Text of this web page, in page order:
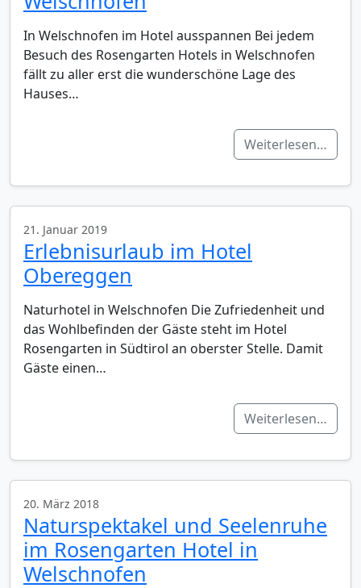
In Welschnofen im Hotel ausspannen Bei jedem
Besuch des Rosengarten Hotels in Welschnofen
fällt zu aller erst die wunderschöne Lage des
Hauses…
Weiterlesen…
21. Januar 2019
Erlebnisurlaub im Hotel
Obereggen
Naturhotel in Welschnofen Die Zufriedenheit und
das Wohlbefinden der Gäste steht im Hotel
Rosengarten in Südtirol an oberster Stelle. Damit
Gäste einen…
Weiterlesen…
20. März 2018
Naturspektakel und Seelenruhe
im Rosengarten Hotel in
Welschnofen